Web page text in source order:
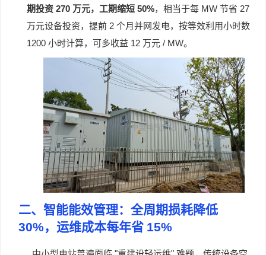
期投资 270 万元，工期缩短 50%，相当于每 MW 节省 27
万元设备投资，提前 2 个月并网发电，按等效利用小时数
1200 小时计算，可多收益 12 万元 / MW。
二、智能能效管理：全周期损耗降低
30%，运维成本每年省 15%